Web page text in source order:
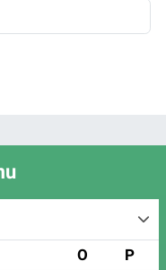
O P